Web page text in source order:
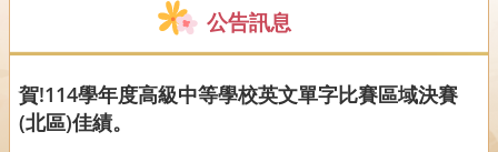
公告訊息
賀!114學年度高級中等學校英文單字比賽區域決賽
(北區)佳績。